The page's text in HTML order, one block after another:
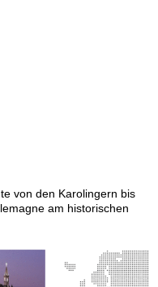
von den Karolingern bis
am historischen